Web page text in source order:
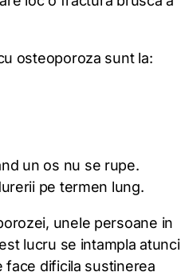
osteoporoza sunt la:
un os nu se rupe.
pe termen lung.
unele persoane in
lucru se intampla atunci
face dificila sustinerea